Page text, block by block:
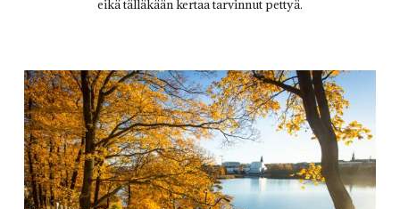
eikä tälläkään kertaa tarvinnut pettyä.